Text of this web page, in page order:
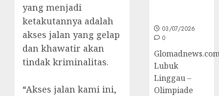
yang menjadi
ketakutannya adalah
akses jalan yang gelap
dan khawatir akan
tindak kriminalitas.
“Akses jalan kami ini,
03/07/2026
0
Lubuk
Linggau –
Olimpiade